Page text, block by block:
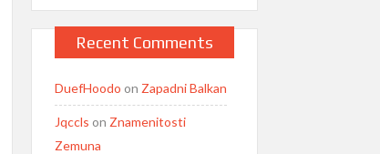
Recent Comments
DuefHoodo on Zapadni Balkan
Jqccls on Znamenitosti
Zemuna